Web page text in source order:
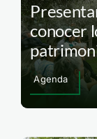
conocer
Agenda